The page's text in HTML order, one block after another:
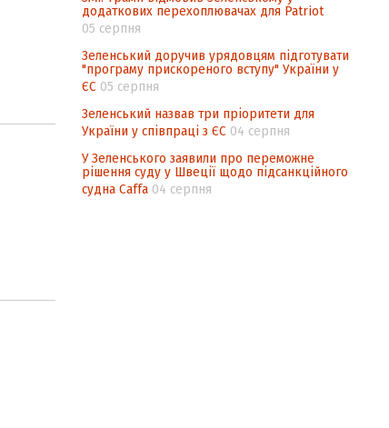
додаткових перехоплювачах для Patriot
05 серпня
Зеленський доручив урядовцям підготувати
"програму прискореного вступу" України у
ЄС 05 серпня
Зеленський назвав три пріоритети для
України у співпраці з ЄС 04 серпня
У Зеленського заявили про переможне
рішення суду у Швеції щодо підсанкційного
судна Caffa 04 серпня